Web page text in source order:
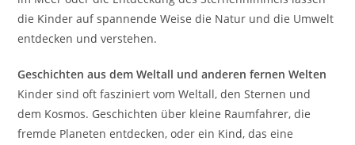
die Kinder auf spannende Weise die Natur und die Umwelt
entdecken und verstehen.
Geschichten aus dem Weltall und anderen fernen Welten
Kinder sind oft fasziniert vom Weltall, den Sternen und
dem Kosmos. Geschichten über kleine Raumfahrer, die
fremde Planeten entdecken, oder ein Kind, das eine